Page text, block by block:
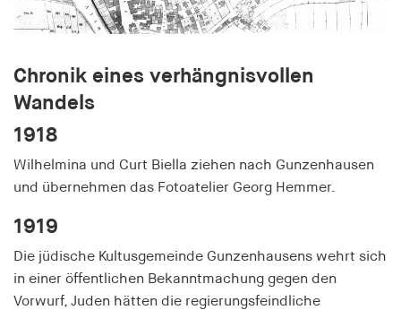
Chronik eines verhängnisvollen
Wandels
1918
Wilhelmina und Curt Biella ziehen nach Gunzenhausen
und übernehmen das Fotoatelier Georg Hemmer.
1919
Die jüdische Kultusgemeinde Gunzenhausens wehrt sich
in einer öffentlichen Bekanntmachung gegen den
Vorwurf, Juden hätten die regierungsfeindliche